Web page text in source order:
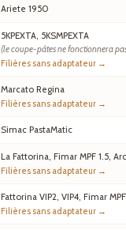
Ariete 1950
5KPEXTA, 5KSMPEXTA
(le coupe-pâtes ne fonctionnera
Filières sans adaptateur →
Marcato Regina
Filières sans adaptateur →
Simac PastaMatic
La Fattorina, Fimar MPF 1.5,
Filières sans adaptateur →
Fattorina VIP2, VIP4, Fimar
Filières sans adaptateur →